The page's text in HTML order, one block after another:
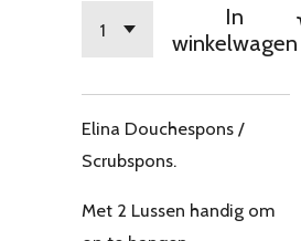
In
winkelwagen
Elina Douchespons /
Scrubspons.
Met 2 Lussen handig om